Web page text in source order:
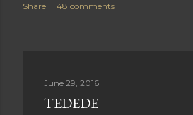
Share 48 comments
June 29, 2016
TEDEDE